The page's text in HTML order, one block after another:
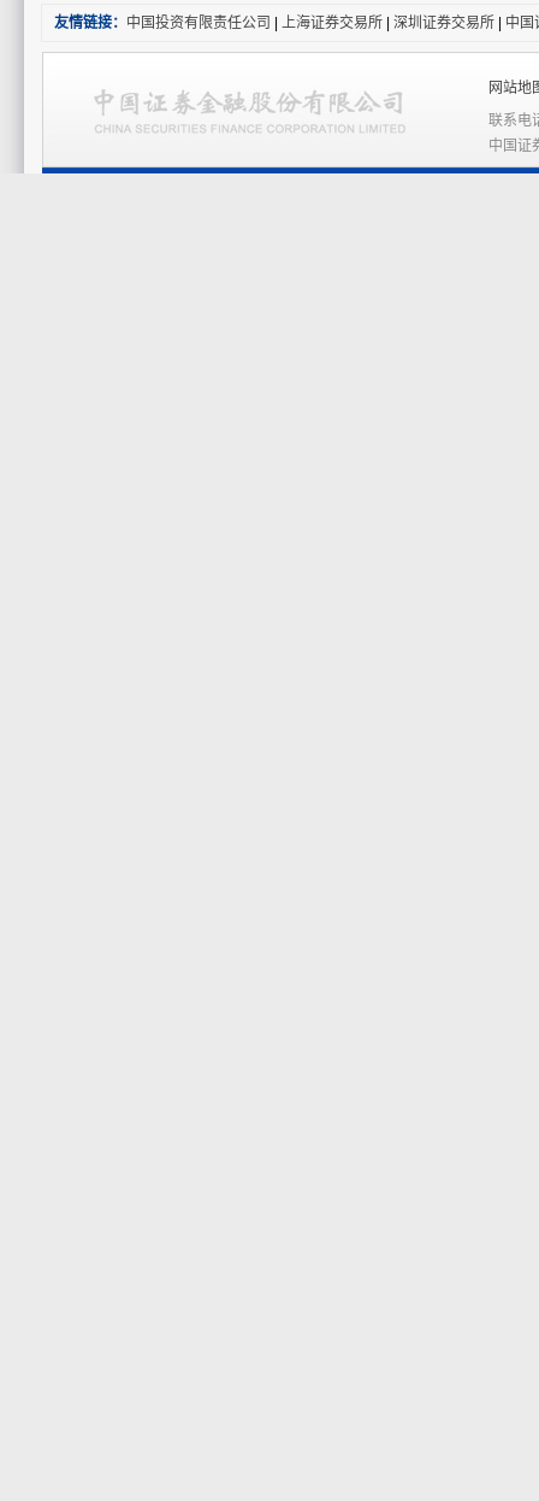
友情链接： 中国投资有限责任公司 上海证券交易所 深圳证券交易所 中国
网站地
联系电
中国证